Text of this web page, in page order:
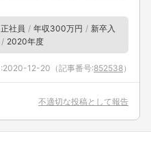
正社員 年収300万円
新卒入
2020年度
2020-12-20 （記事番号:852538）
不適切な投稿として報告